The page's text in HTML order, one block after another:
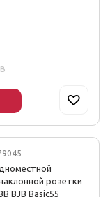
розетки
BJB Basic55